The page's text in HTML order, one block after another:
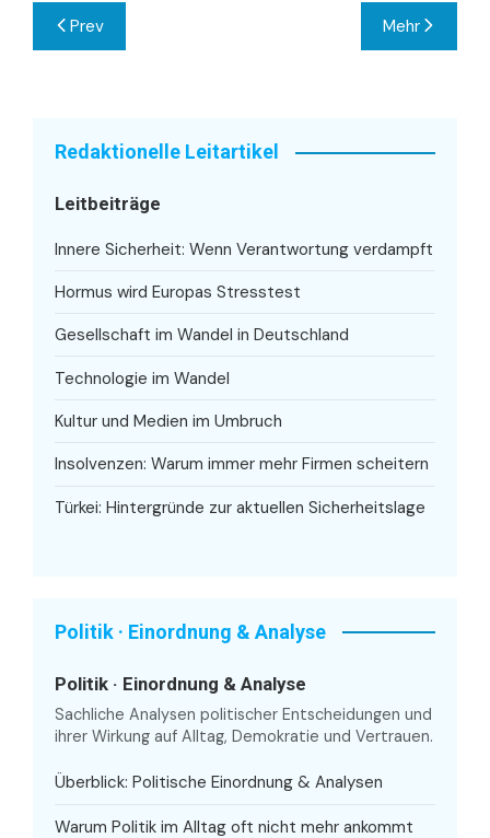
Beitragsnavigation
Prev Mehr
Redaktionelle Leitartikel
Leitbeiträge
Innere Sicherheit: Wenn Verantwortung verdampft
Hormus wird Europas Stresstest
Gesellschaft im Wandel in Deutschland
Technologie im Wandel
Kultur und Medien im Umbruch
Insolvenzen: Warum immer mehr Firmen scheitern
Türkei: Hintergründe zur aktuellen Sicherheitslage
Politik · Einordnung & Analyse
Politik · Einordnung & Analyse
Sachliche Analysen politischer Entscheidungen und
ihrer Wirkung auf Alltag, Demokratie und Vertrauen.
Überblick: Politische Einordnung & Analysen
Warum Politik im Alltag oft nicht mehr ankommt